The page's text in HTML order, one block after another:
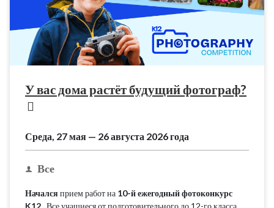
У вас дома растёт будущий фотограф?
Среда, 27 мая — 26 августа 2026 года
Все
Начался прием работ на 10-й ежегодный фотоконкурс